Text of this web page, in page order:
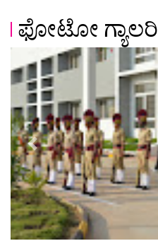
ಫೋಟೋ ಗ್ಯಾಲರಿ
Previous